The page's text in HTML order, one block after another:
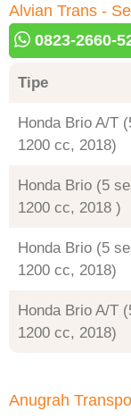
Alvian Trans -
0823-2660-
Tipe
Honda Brio A/T
1200 cc, 2018)
Honda Brio (5
1200 cc, 2018 )
Honda Brio (5
1200 cc, 2018)
Honda Brio A/T
1200 cc, 2018)
Anugrah